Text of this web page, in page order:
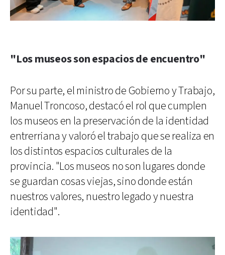
"Los museos son espacios de encuentro"
Por su parte, el ministro de Gobierno y Trabajo,
Manuel Troncoso, destacó el rol que cumplen
los museos en la preservación de la identidad
entrerriana y valoró el trabajo que se realiza en
los distintos espacios culturales de la
provincia. "Los museos no son lugares donde
se guardan cosas viejas, sino donde están
nuestros valores, nuestro legado y nuestra
identidad".